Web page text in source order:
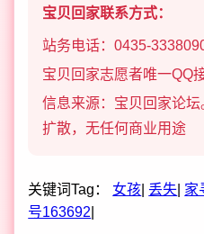
宝贝回家联系方式：
站务电话：0435-
宝贝回家志愿者唯一QQ
信息来源：宝贝回家论
扩散，无任何商业用途
关键词Tag： 女孩 丢失 家
号163692